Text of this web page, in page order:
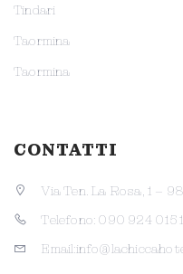
Tindari
Taormina
Taormina
CONTATTI
Via Ten. La Rosa, 1 –
Telefono: 090 924 0151